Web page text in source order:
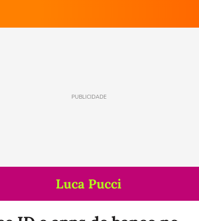
PUBLICIDADE
Luca Pucci